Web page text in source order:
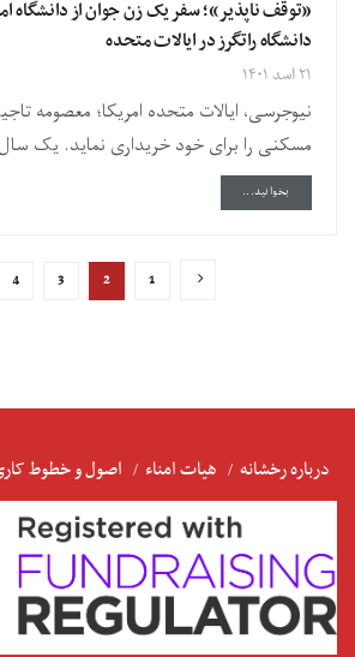
«توقف ناپذیر»؛ سفر یک زن جوان از دانشگاه
دانشگاه راتگرز در ایالات متحده
۲۱ اسد ۱۴۰۱
نیوجرسی، ایالات متحده امریکا؛ معصومه
مسکنی را برای خود خریداری نماید. یک
بخوانید...
1
2
3
4
درباره رخشانه هیات امناء اصول و خطوط